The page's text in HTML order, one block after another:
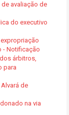
avaliação de
do executivo
- Notificação
árbitros,
para
de
na via